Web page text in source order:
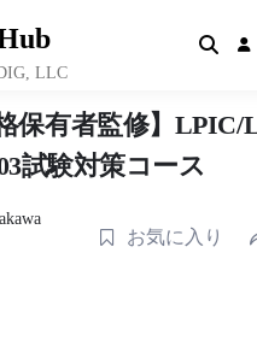
LLC
保有者監修】LPIC/
試験対策コース
お気に入り